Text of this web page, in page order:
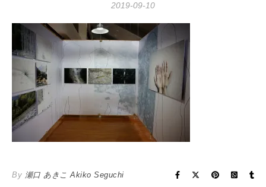
2019-09-10
By 瀬口 あきこ Akiko Seguchi